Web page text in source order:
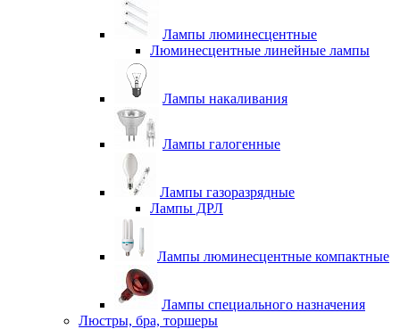
Лампы люминесцентные
Люминесцентные линейные лампы
Лампы накаливания
Лампы галогенные
Лампы газоразрядные
Лампы ДРЛ
Лампы люминесцентные компактные
Лампы специального назначения
Люстры, бра, торшеры